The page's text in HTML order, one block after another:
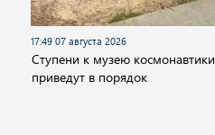
17:49 07 августа 2026
Cтупени к музею космонавтики
приведут в порядок